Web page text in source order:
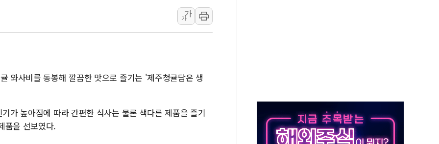
비츠로넥스텍, 한화에어로스페이스와 '누리호 5기분 엔진 구성품' 수주
1410원대 내려간 환율, "당분간 1400원 초반대 등락"
종합특검, '계엄 수용공간 확보' 신용해 前교정본부장 불구속 기소
에쓰씨엔지니어링, 큐니티와 반도체 EPC 추가 수주
롯데웰푸드, 2분기 영업익 88.5% 증가... 해외 자회사가 이끈 '더블 성장'
이성윤 '호남 민심은 주석야청' 파장…친명계 "처절한 역사를 말장난으로" 비판
나경원 의원 "장기보유 1주택자 과도한 세금 부당"…소득세법 개정안 발의 예고
가
가
와사비를 동봉해 깔끔한 맛으로 즐기는 '제주청귤담은 생
가 높아짐에 따라 간편한 식사는 물론 색다른 제품을 즐기
품을 선보였다.